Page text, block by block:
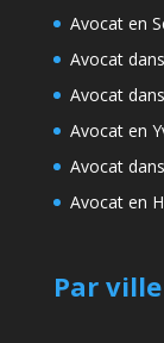
Avocat en
Avocat
Avocat
Avocat en
Avocat
Avocat en
Par